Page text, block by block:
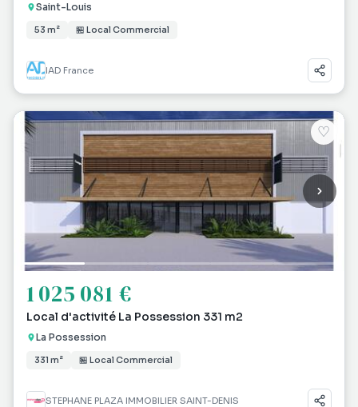
Saint-Louis
53 m² 🏪 Local Commercial
IAD France
♡
1 025 081 €
Local d'activité La Possession 331 m2
La Possession
331 m² 🏪 Local Commercial
STEPHANE PLAZA IMMOBILIER SAINT-DENIS